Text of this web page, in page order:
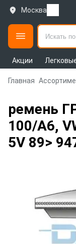
Москва
Акции
Главная
ремень
100/A6,
5V 89>